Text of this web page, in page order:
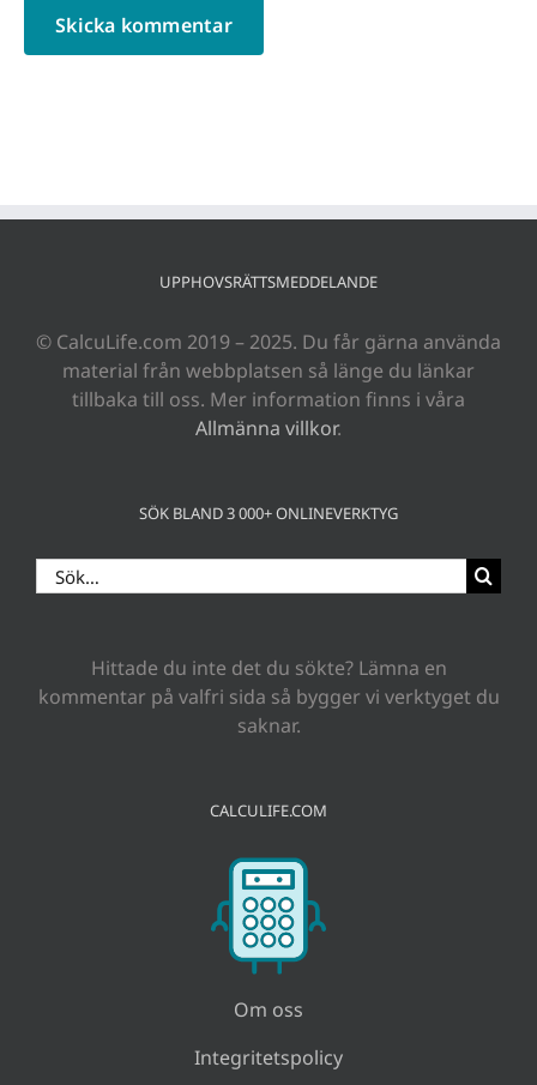
UPPHOVSRÄTTSMEDDELANDE
© CalcuLife.com 2019 – 2025. Du får gärna använda
material från webbplatsen så länge du länkar
tillbaka till oss. Mer information finns i våra
Allmänna villkor.
SÖK BLAND 3 000+ ONLINEVERKTYG
Sök
efter:
Hittade du inte det du sökte? Lämna en
kommentar på valfri sida så bygger vi verktyget du
saknar.
CALCULIFE.COM
Om oss
Integritetspolicy